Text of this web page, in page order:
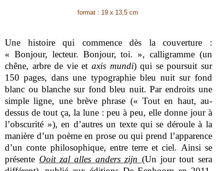
format : 19 x 13,5 cm
Une histoire qui commence dès la couverture :
« Bonjour, lecteur. Bonjour, toi. », calligramme (un
chêne, arbre de vie et axis mundi) qui se poursuit sur
150 pages, dans une typographie bleu nuit sur fond
blanc ou blanche sur fond bleu nuit. Par endroits une
simple ligne, une brève phrase (« Tout en haut, au-
dessus de tout ça, la lune : peu à peu, elle donne jour à
l’obscurité »), en d’autres un texte qui se déroule à la
manière d’un poème en prose ou qui prend l’apparence
d’un conte philosophique, entre terre et ciel. Ainsi se
présente Ooit zal alles anders zijn (Un jour tout sera